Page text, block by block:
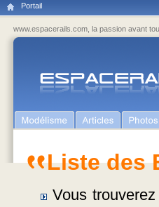
Portail
www.espacerails.com, la passion avant
Liste des
Vous